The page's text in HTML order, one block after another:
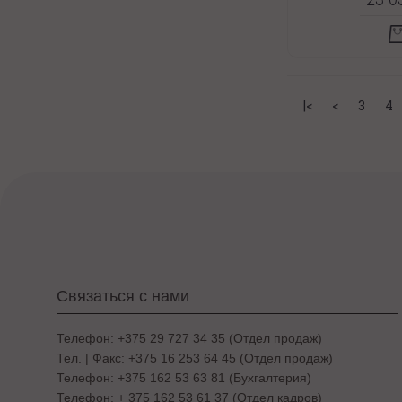
|< < 3 4
Связаться с нами
Телефон: +375 29 727 34 35 (Отдел продаж)
Тел. | Факс: +375 16 253 64 45 (Отдел продаж)
Телефон: +375 162 53 63 81 (Бухгалтерия)
Телефон: + 375 162 53 61 37 (Отдел кадров)